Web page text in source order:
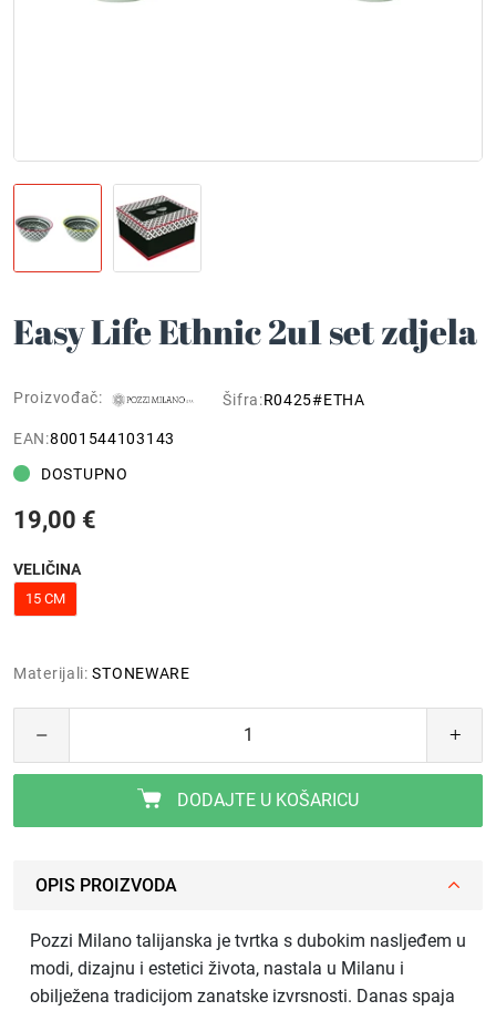
Easy Life Ethnic 2u1 set zdjela
Proizvođač: Šifra:R0425#ETHA
EAN:8001544103143
DOSTUPNO
19,00 €
VELIČINA
15 CM
Materijali: STONEWARE
DODAJTE U KOŠARICU
OPIS PROIZVODA
Pozzi Milano talijanska je tvrtka s dubokim nasljeđem u
modi, dizajnu i estetici života, nastala u Milanu i
obilježena tradicijom zanatske izvrsnosti. Danas spaja